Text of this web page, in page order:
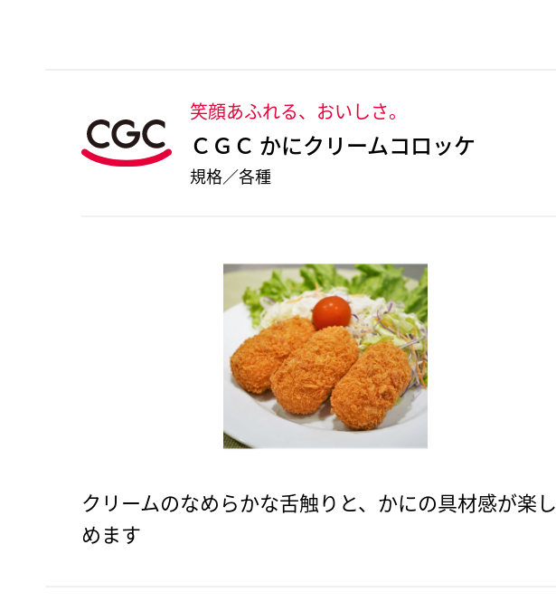
笑顔あふれる、おいしさ。
ＣＧＣ かにクリームコロッケ
規格／各種
クリームのなめらかな舌触りと、かにの具材感が楽し
めます